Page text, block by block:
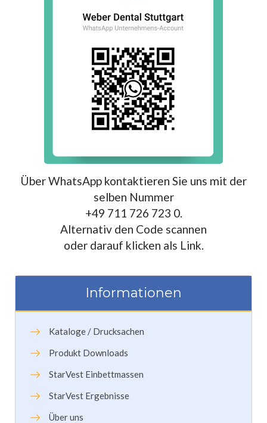
Über WhatsApp kontaktieren Sie uns mit der
selben Nummer
+49 711 726 723 0.
Alternativ den Code scannen
oder darauf klicken als Link.
Informationen
Kataloge / Drucksachen
Produkt Downloads
StarVest Einbettmassen
StarVest Ergebnisse
Über uns